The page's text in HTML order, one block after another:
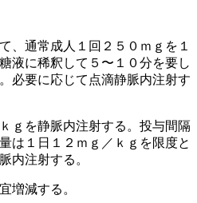
、通常成人１回２５０ｍｇを１
液に稀釈して５〜１０分を要し
必要に応じて点滴静脈内注射す
ｇを静脈内注射する。投与間隔
は１日１２ｍｇ／ｋｇを限度と
内注射する。
増減する。